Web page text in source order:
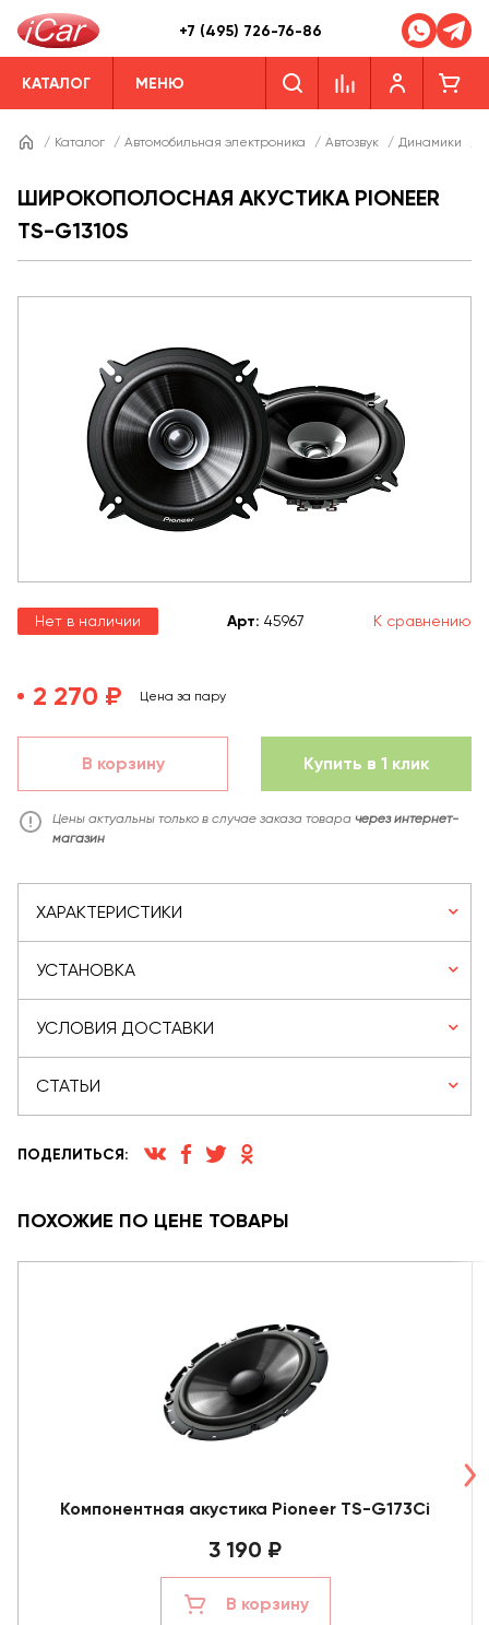
+7 (495) 726-76-86
КАТАЛОГ МЕНЮ
/ Каталог / Автомобильная электроника / Автозвук / Динамики
ШИРОКОПОЛОСНАЯ АКУСТИКА PIONEER
TS-G1310S
Нет в наличии Арт: 45967 К сравнению
2 270 ₽ Цена за пару
В корзину Купить в 1 клик
Цены актуальны только в случае заказа товара через интернет-
магазин
ХАРАКТЕРИСТИКИ
УСТАНОВКА
УСЛОВИЯ ДОСТАВКИ
СТАТЬИ
ПОДЕЛИТЬСЯ:
ПОХОЖИЕ ПО ЦЕНЕ ТОВАРЫ
Компонентная акустика Pioneer TS-G173Ci
3 190 ₽
В корзину